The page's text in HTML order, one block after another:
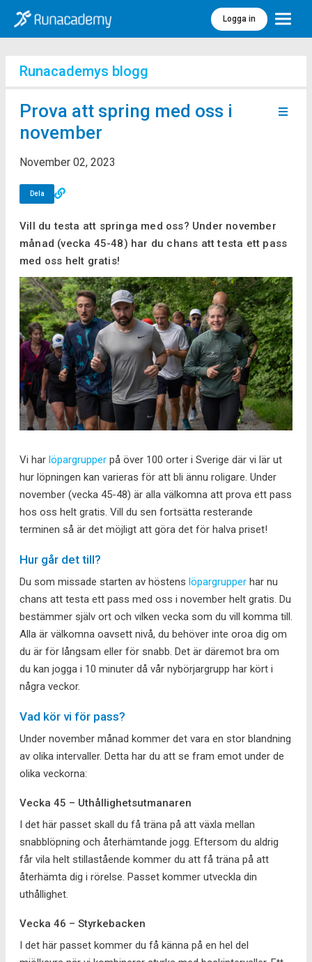
Logga in Meny
Runacademys blogg
Prova att spring med oss i
november
November 02, 2023
Dela
Vill du testa att springa med oss? Under november
månad (vecka 45-48) har du chans att testa ett pass
med oss helt gratis!
Vi har löpargrupper på över 100 orter i Sverige där vi lär ut
hur löpningen kan varieras för att bli ännu roligare. Under
november (vecka 45-48) är alla välkomna att prova ett pass
hos oss helt gratis. Vill du sen fortsätta resterande
terminen så är det möjligt att göra det för halva priset!
Hur går det till?
Du som missade starten av höstens löpargrupper har nu
chans att testa ett pass med oss i november helt gratis. Du
bestämmer själv ort och vilken vecka som du vill komma till.
Alla är välkomna oavsett nivå, du behöver inte oroa dig om
du är för långsam eller för snabb. Det är däremot bra om
du kan jogga i 10 minuter då vår nybörjargrupp har kört i
några veckor.
Vad kör vi för pass?
Under november månad kommer det vara en stor blandning
av olika intervaller. Detta har du att se fram emot under de
olika veckorna:
Vecka 45 – Uthållighetsutmanaren
I det här passet skall du få träna på att växla mellan
snabblöpning och återhämtande jogg. Eftersom du aldrig
får vila helt stillastående kommer du att få träna på att
återhämta dig i rörelse. Passet kommer utveckla din
uthållighet.
Vecka 46 – Styrkebacken
I det här passet kommer du få känna på en hel del